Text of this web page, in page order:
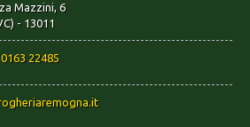
Mazzini, 6
- 13011
22485